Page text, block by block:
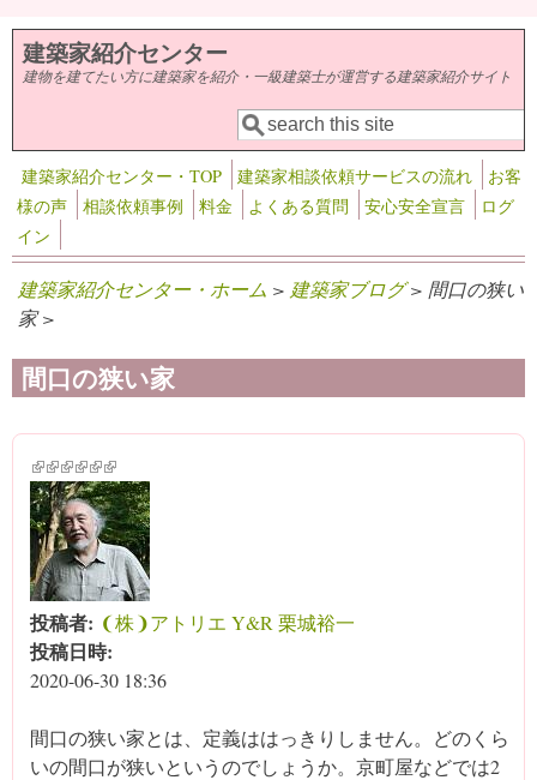
メインコンテンツに移動
建築家紹介センター
建物を建てたい方に建築家を紹介・一級建築士が運営する建築家紹介サイト
検索フォーム
検索
建築家紹介センター・TOP 建築家相談依頼サービスの流れ
お客
様の声
相談依頼事例 料金 よくある質問 安心安全宣言
ログ
イン
建築家紹介センター・ホーム > 建築家ブログ> 間口の狭い
家 >
間口の狭い家
(link is external)
(link is external)
(link is external)
(link is external)
(link is external)
(link is external)
投稿者: ❨株❩アトリエ Y&R 栗城裕一
投稿日時:
2020-06-30 18:36
間口の狭い家とは、定義ははっきりしません。どのくら
いの間口が狭いというのでしょうか。京町屋などでは2